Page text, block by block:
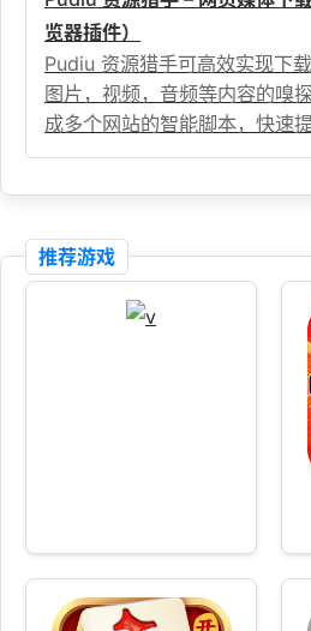
览器插件）
Pudiu 资源猎手可高效实现下
图片，视频，音频等内容的嗅
成多个网站的智能脚本，快速
推荐游戏